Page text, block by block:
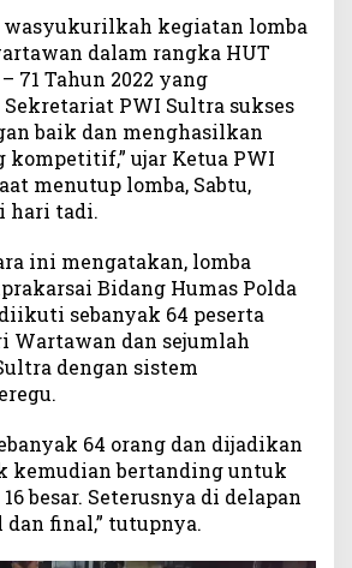
n
d
i
J
a
w
a
r
kegiatan lomba
dalam rangka HUT
71 Tahun 2022 yang
PWI Sultra sukses
baik dan menghasilkan
kompetitif,” ujar Ketua PWI
menutup lomba, Sabtu,
hari tadi.
ini mengatakan, lomba
Bidang Humas Polda
sebanyak 64 peserta
Wartawan dan sejumlah
dengan sistem
64 orang dan dijadikan
kemudian bertanding untuk
besar. Seterusnya di delapan
dan final,” tutupnya.